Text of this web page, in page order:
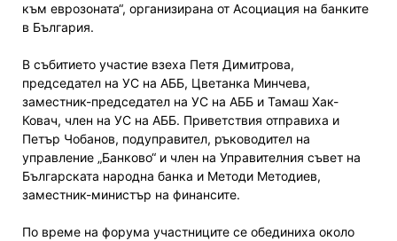
към еврозоната“, организирана от Асоциация на банките
в България.
В събитието участие взеха Петя Димитрова,
председател на УС на АББ, Цветанка Минчева,
заместник-председател на УС на АББ и Тамаш Хак-
Ковач, член на УС на АББ. Приветствия отправиха и
Петър Чобанов, подуправител, ръководител на
управление „Банково“ и член на Управителния съвет на
Българската народна банка и Методи Методиев,
заместник-министър на финансите.
По време на форума участниците се обединиха около